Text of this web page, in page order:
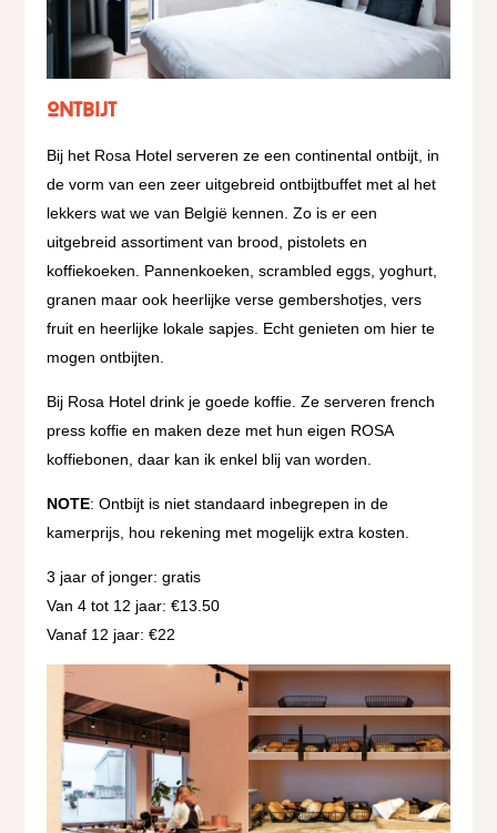
Ontbijt
Bij het Rosa Hotel serveren ze een continental ontbijt, in
de vorm van een zeer uitgebreid ontbijtbuffet met al het
lekkers wat we van België kennen. Zo is er een
uitgebreid assortiment van brood, pistolets en
koffiekoeken. Pannenkoeken, scrambled eggs, yoghurt,
granen maar ook heerlijke verse gembershotjes, vers
fruit en heerlijke lokale sapjes. Echt genieten om hier te
mogen ontbijten.
Bij Rosa Hotel drink je goede koffie. Ze serveren french
press koffie en maken deze met hun eigen ROSA
koffiebonen, daar kan ik enkel blij van worden.
NOTE: Ontbijt is niet standaard inbegrepen in de
kamerprijs, hou rekening met mogelijk extra kosten.
3 jaar of jonger: gratis
Van 4 tot 12 jaar: €13.50
Vanaf 12 jaar: €22